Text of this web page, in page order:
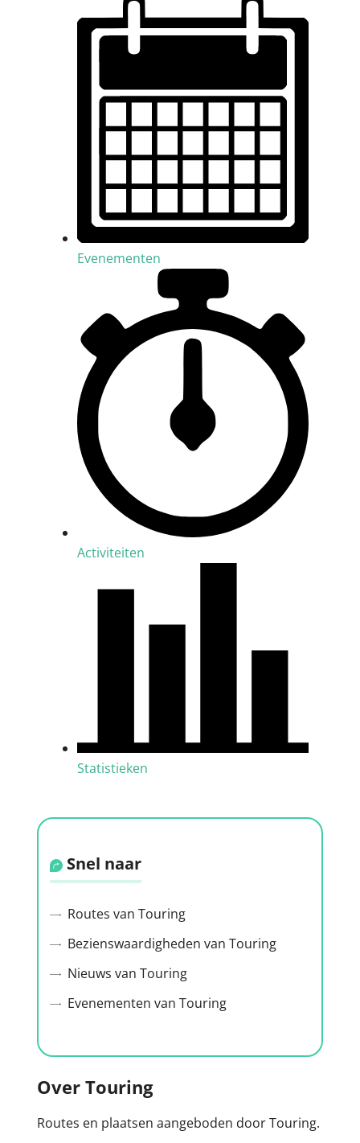
Evenementen
Activiteiten
Statistieken
Snel naar
Routes van Touring
Bezienswaardigheden van Touring
Nieuws van Touring
Evenementen van Touring
Over Touring
Routes en plaatsen aangeboden door Touring.